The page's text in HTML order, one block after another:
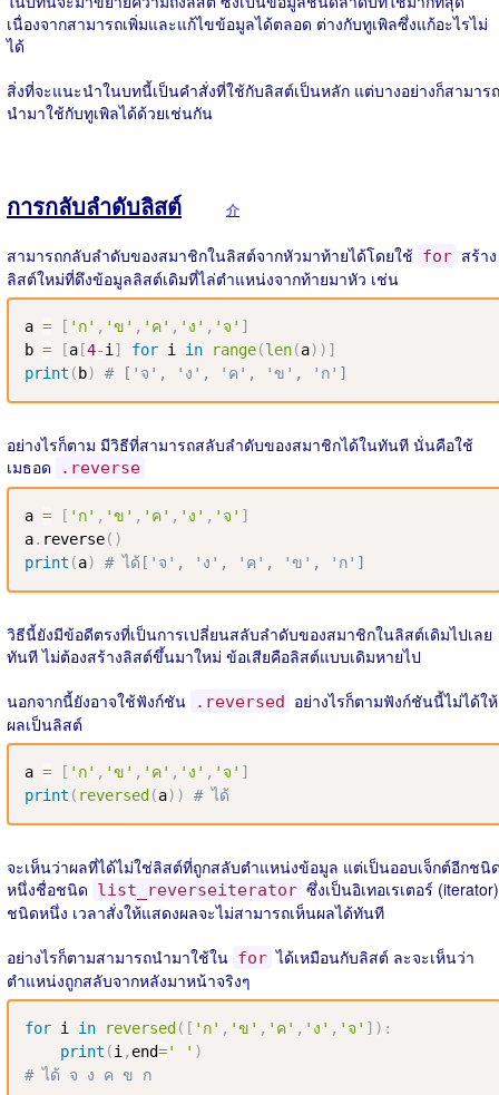
เนื่องจากสามารถเพิ่มและแก้ไขข้อมูลได้ตลอด ต่างกับทูเพิลซึ่งแก้อะไรไม่
ได้
สิ่งที่จะแนะนำในบทนี้เป็นคำสั่งที่ใช้กับลิสต์เป็นหลัก แต่บางอย่างก็สามารถ
นำมาใช้กับทูเพิลได้ด้วยเช่นกัน
การกลับลำดับลิสต์ 介
สามารถกลับลำดับของสมาชิกในลิสต์จากหัวมาท้ายได้โดยใช้ for สร้าง
ลิสต์ใหม่ที่ดึงข้อมูลลิสต์เดิมที่ไล่ตำแหน่งจากท้ายมาหัว เช่น
a = [ 'ก' , 'ข' , 'ค' , 'ง' , 'จ' ]
b = [a [4-i ] for i in range(len(a) ) ]
print ( b) # ['จ', 'ง', 'ค', 'ข', 'ก']
อย่างไรก็ตาม มีวิธีที่สามารถสลับลำดับของสมาชิกได้ในทันที นั่นคือใช้
เมธอด
.reverse
a = [ 'ก' , 'ข' , 'ค' , 'ง' , 'จ' ]
a. reverse( )
print (a) # ได้['จ', 'ง', 'ค', 'ข', 'ก']
วิธีนี้ยังมีข้อดีตรงที่เป็นการเปลี่ยนสลับลำดับของสมาชิกในลิสต์เดิมไปเลย
ทันที ไม่ต้องสร้างลิสต์ขึ้นมาใหม่ ข้อเสียคือลิสต์แบบเดิมหายไป
นอกจากนี้ยังอาจใช้ฟังก์ชัน
.reversed อย่างไรก็ตามฟังก์ชันนี้ไม่ได้ให้
ผลเป็นลิสต์
a = [ 'ก' , 'ข' , 'ค' , 'ง' , 'จ' ]
print ( reversed (a) ) # ได้
จะเห็นว่าผลที่ได้ไม่ใช่ลิสต์ที่ถูกสลับตำแหน่งข้อมูล แต่เป็นออบเจ็กต์อีกชนิ
หนึ่งชื่อชนิด list_reverseiterator ซึ่งเป็นอิเทอเรเตอร์ (iterator)
ชนิดหนึ่ง เวลาสั่งให้แสดงผลจะไม่สามารถเห็นผลได้ทันที
อย่างไรก็ตามสามารถนำมาใช้ใน for ได้เหมือนกับลิสต์ ละจะเห็นว่า
ตำแหน่งถูกสลับจากหลังมาหน้าจริงๆ
for i in reversed ( [ 'ก' , 'ข' , 'ค' , 'ง' , 'จ' ] ) :
print (i , end=' ' )
# ได้ จ ง ค ข ก